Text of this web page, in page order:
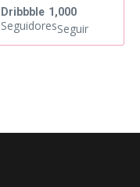
Dribbble 1,000
SeguidoresSeguir